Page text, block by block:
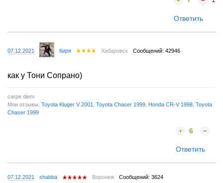
Ответить
07.12.2021 Киря Хабаровск Сообщений: 42946
как у Тони Сопрано)
carpe diem
Мои отзывы: Toyota Kluger V 2001 Toyota Chaser 1999 Honda CR-V 1998 Toyota
Chaser 1999
6
Ответить
07.12.2021 shabba Воронеж Сообщений: 3624